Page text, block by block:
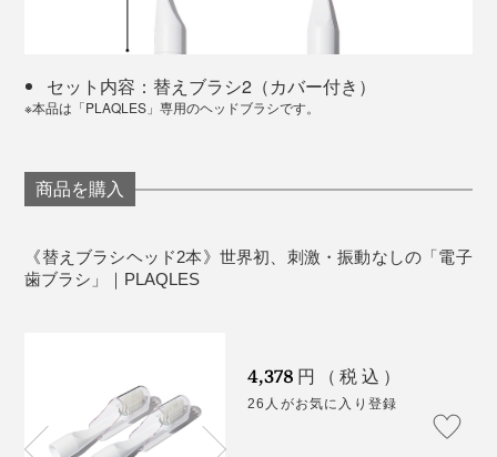
セット内容：替えブラシ2（カバー付き）
※本品は「PLAQLES」専用のヘッドブラシです。
商品を購入
《替えブラシヘッド2本》世界初、刺激・振動なしの「電子
歯ブラシ」｜PLAQLES
4,378 円（税込）
26人がお気に入り登録